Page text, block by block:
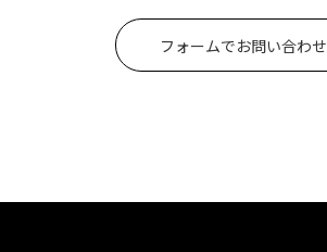
フォームでお問い合わせ